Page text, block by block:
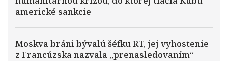
americké sankcie
Moskva bráni bývalú šéfku RT, jej vyhostenie
z Francúzska nazvala „prenasledovaním“